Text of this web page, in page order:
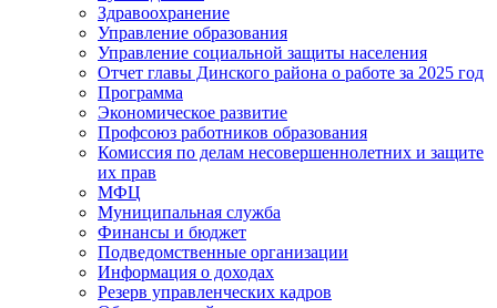
Здравоохранение
Управление образования
Управление социальной защиты населения
Отчет главы Динского района о работе за 2025 год
Программа
Экономическое развитие
Профсоюз работников образования
Комиссия по делам несовершеннолетних и защите
их прав
МФЦ
Муниципальная служба
Финансы и бюджет
Подведомственные организации
Информация о доходах
Резерв управленческих кадров